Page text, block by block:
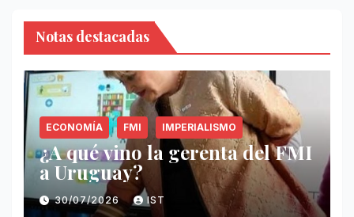
Notas destacadas
ECONOMÍA FMI IMPERIALISMO
¿A qué vino la gerenta del FMI
a Uruguay?
30/07/2026 IST